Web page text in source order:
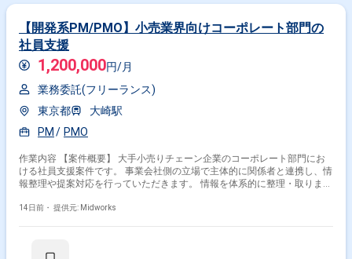
【開発系PM/PMO】小売業界向けコーポレート部門の
社員支援
1,200,000円/月
業務委託(フリーランス)
東京都
大崎駅
PM
PMO
作業内容 【案件概要】 大手小売りチェーン企業のコーポレート部門にお
ける社員支援案件です。 事業会社側の立場で主体的に関係者と連携し、情
報整理や提案対応を行っていただきます。 情報を体系的に整理・取りまと
程は外部ベンダーが担当するため、上流工程における推進および調整業務
14日前・ 提供元: Midworks